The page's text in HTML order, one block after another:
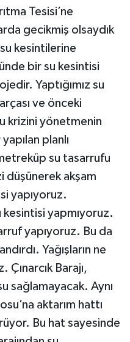
Tesisi’ne
gecikmiş olsaydık
su kesintilerine
bir su kesintisi
Yaptığımız su
ve önceki
krizini yönetmenin
planlı
su tasarrufu
düşünerek akşam
yapıyoruz.
yapmıyoruz.
yapıyoruz. Bu da
Yağışların ne
Çınarcık Barajı,
sağlamayacak. Aynı
aktarım hattı
Bu hat sayesinde